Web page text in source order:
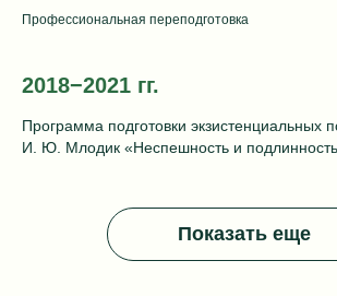
Профессиональная переподготовка
2018−2021 гг.
Программа подготовки экзистенциальных
И. Ю. Млодик «Неспешность и